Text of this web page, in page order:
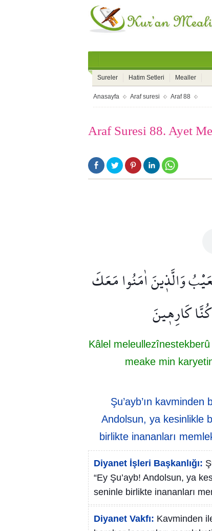
Sureler Hatim Setleri Mealler
Anasayfa Araf suresi Araf 88
Araf Suresi 88. Ayet
وَالَّذ۪ينَ اٰمَنُوا مَعَكَ
كَارِه۪ينَ
Kâlel
meake min
Şu’ayb’ın
Andolsun, ya kesinlikle
birlikte inananları
Diyanet İşleri Başkanlığı:
“Ey Şu’ayb! Andolsun, ya
seninle birlikte inananları
Diyanet Vakfı: Kavminden